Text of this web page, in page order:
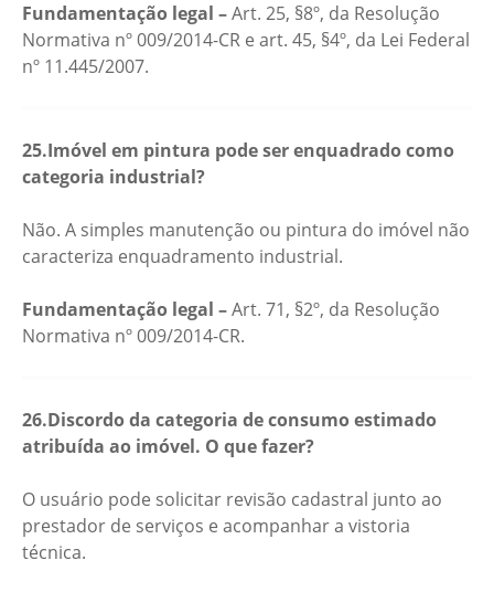
Fundamentação legal –Art. 25, §8º, da Resolução
Normativa nº 009/2014-CR e art. 45, §4º, da Lei Federal
nº 11.445/2007.
25.Imóvel em pintura pode ser enquadrado como
categoria industrial?
Não. A simples manutenção ou pintura do imóvel não
caracteriza enquadramento industrial.
Fundamentação legal –Art. 71, §2º, da Resolução
Normativa nº 009/2014-CR.
26.Discordo da categoria de consumo estimado
atribuída ao imóvel. O que fazer?
O usuário pode solicitar revisão cadastral junto ao
prestador de serviços e acompanhar a vistoria
técnica.